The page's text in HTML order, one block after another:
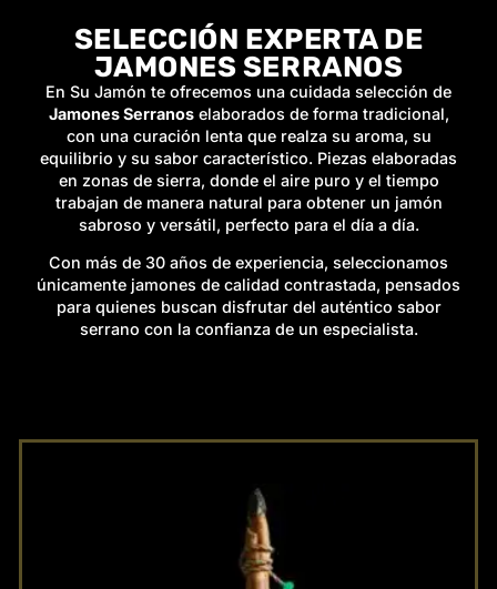
SELECCIÓN EXPERTA DE
JAMONES SERRANOS
En Su Jamón te ofrecemos una cuidada selección de
Jamones Serranoselaborados de forma tradicional,
con una curación lenta que realza su aroma, su
equilibrio y su sabor característico. Piezas elaboradas
en zonas de sierra, donde el aire puro y el tiempo
trabajan de manera natural para obtener un jamón
sabroso y versátil, perfecto para el día a día.
Con más de 30 años de experiencia, seleccionamos
únicamente jamones de calidad contrastada, pensados
para quienes buscan disfrutar del auténtico sabor
serrano con la confianza de un especialista.